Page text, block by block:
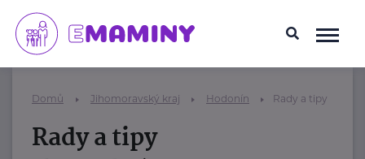
Domů Jihomoravský kraj Hodonín Rady a tipy
Rady a tipy